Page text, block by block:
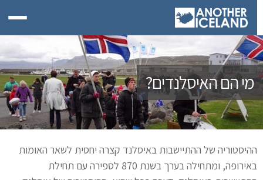
מי הם האיסלנדים?
ההיסטוריה של ההתיישבות באיסלנד קצרה יחסית לשאר האומות
באירופה, ומתחילה בערך בשנת 870 לספירה עם תחילת